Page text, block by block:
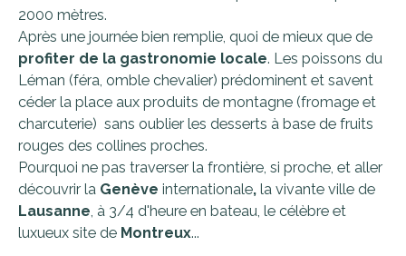
2000 mètres.
Après une journée bien remplie, quoi de mieux que de
profiter de la gastronomie locale. Les poissons du
Léman (féra, omble chevalier) prédominent et savent
céder la place aux produits de montagne (fromage et
charcuterie) sans oublier les desserts à base de fruits
rouges des collines proches.
Pourquoi ne pas traverser la frontière, si proche, et aller
découvrir la Genève internationale, la vivante ville de
Lausanne, à 3/4 d'heure en bateau, le célèbre et
luxueux site de Montreux...